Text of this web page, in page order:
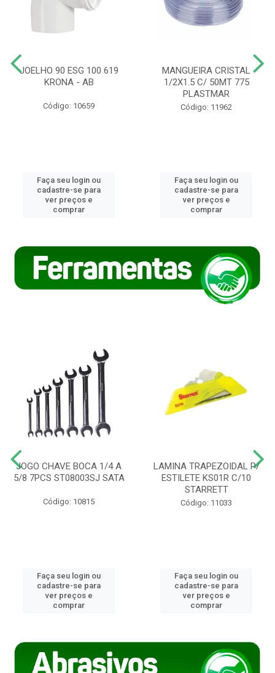
JOELHO 90 ESG 100 619
KRONA - AB
Código: 10659
Faça seu login ou
cadastre-se para
ver preços e
comprar
MANGUEIRA CRISTAL
1/2X1.5 C/ 50MT 775
PLASTMAR
Código: 11962
Faça seu login ou
cadastre-se para
ver preços e
comprar
JOGO CHAVE BOCA 1/4 A
5/8 7PCS ST08003SJ SATA
Código: 10815
Faça seu login ou
cadastre-se para
ver preços e
comprar
LAMINA TRAPEZOIDAL P/
ESTILETE KS01R C/10
STARRETT
Código: 11033
Faça seu login ou
cadastre-se para
ver preços e
comprar